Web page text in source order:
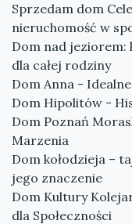
Sprzedam dom
nieruchomość w
Dom nad
dla całej rodziny
Dom Anna -
Dom Hipolitów -
Dom Poznań
Marzenia
Dom kołodzieja –
jego znaczenie
Dom Kultury
dla Społeczności